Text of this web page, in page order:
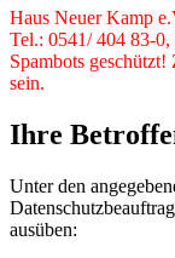
Haus Neuer Kamp
Tel.: 0541/ 404 83-
Spambots
sein.
Ihre
Unter den
ausüben: